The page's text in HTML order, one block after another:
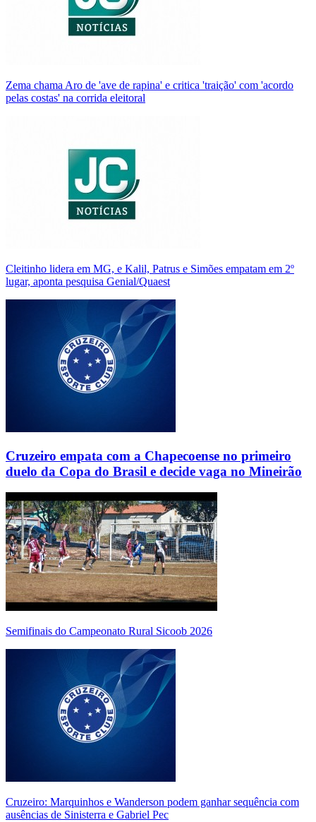
Zema chama Aro de 'ave de rapina' e critica 'traição' com 'acordo
pelas costas' na corrida eleitoral
Cleitinho lidera em MG, e Kalil, Patrus e Simões empatam em 2º
lugar, aponta pesquisa Genial/Quaest
Cruzeiro empata com a Chapecoense no primeiro
duelo da Copa do Brasil e decide vaga no Mineirão
Semifinais do Campeonato Rural Sicoob 2026
Cruzeiro: Marquinhos e Wanderson podem ganhar sequência com
ausências de Sinisterra e Gabriel Pec